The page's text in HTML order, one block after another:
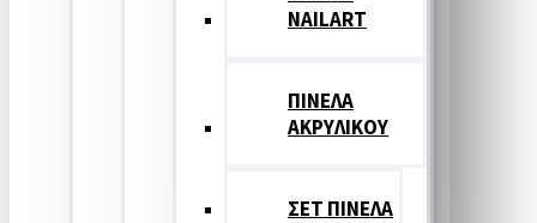
NAILART
ΠΙΝΕΛΑ
ΑΚΡΥΛΙΚΟΥ
ΣΕΤ ΠΙΝΕΛA